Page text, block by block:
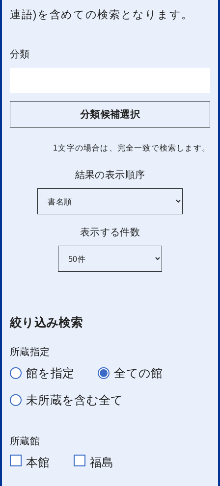
連語)を含めての検索となります。
分類
分類候補選択
1文字の場合は、完全一致で検索します。
結果の表示順序
表示する件数
絞り込み検索
所蔵指定
館を指定 全ての館
未所蔵を含む全て
所蔵館
本館 福島